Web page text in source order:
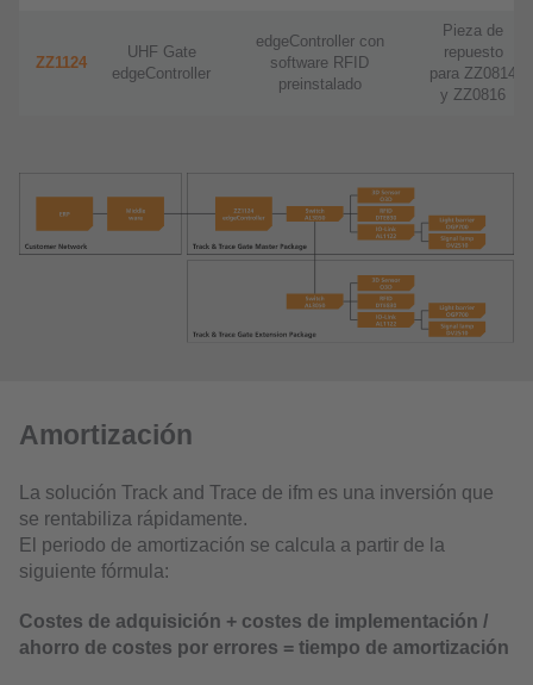
ZZ1124
UHF Gate
edgeController
edgeController con
software RFID
preinstalado
Pieza de
repuesto
para ZZ0814
y ZZ0816
Amortización
La solución Track and Trace de ifm es una inversión que
se rentabiliza rápidamente.
El periodo de amortización se calcula a partir de la
siguiente fórmula:
Costes de adquisición + costes de implementación /
ahorro de costes por errores = tiempo de amortización